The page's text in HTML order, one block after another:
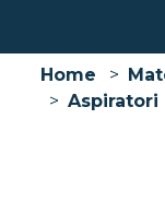
Home >
> Aspiratori